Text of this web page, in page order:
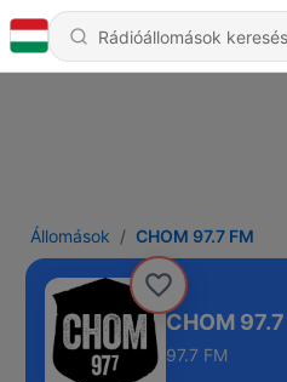
Állomások CHOM 97.7 FM
CHOM
97.7 FM